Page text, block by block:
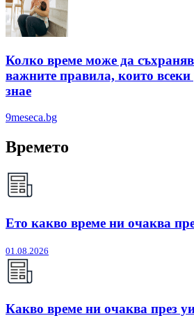
Колко време може да
важните правила, които всеки
знае
9meseca.bg
Времето
Ето какво време ни очаква
01.08.2026
Какво време ни очаква през